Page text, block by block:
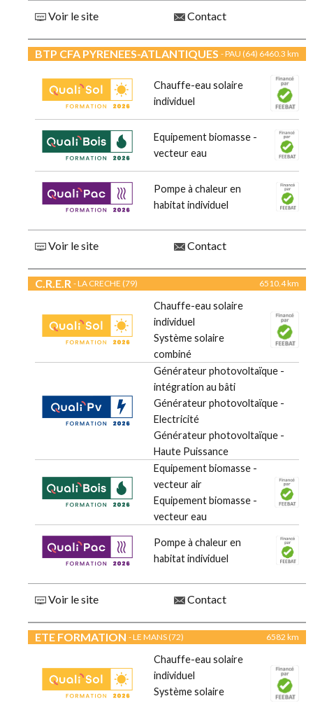
Voir le site Contact
BTP CFA PYRENEES-ATLANTIQUES - PAU (64) 6460.3 km
Chauffe-eau solaire
individuel
Equipement biomasse -
vecteur eau
Pompe à chaleur en
habitat individuel
Voir le site Contact
C.R.E.R - LA CRECHE (79) 6510.4 km
Chauffe-eau solaire
individuel
Système solaire
combiné
Générateur photovoltaïque -
intégration au bâti
Générateur photovoltaïque -
Electricité
Générateur photovoltaïque -
Haute Puissance
Equipement biomasse -
vecteur air
Equipement biomasse -
vecteur eau
Pompe à chaleur en
habitat individuel
Voir le site Contact
ETE FORMATION - LE MANS (72) 6582 km
Chauffe-eau solaire
individuel
Système solaire